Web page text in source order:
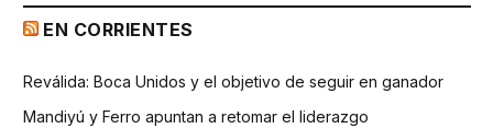
EN CORRIENTES
Reválida: Boca Unidos y el objetivo de seguir en ganador
Mandiyú y Ferro apuntan a retomar el liderazgo